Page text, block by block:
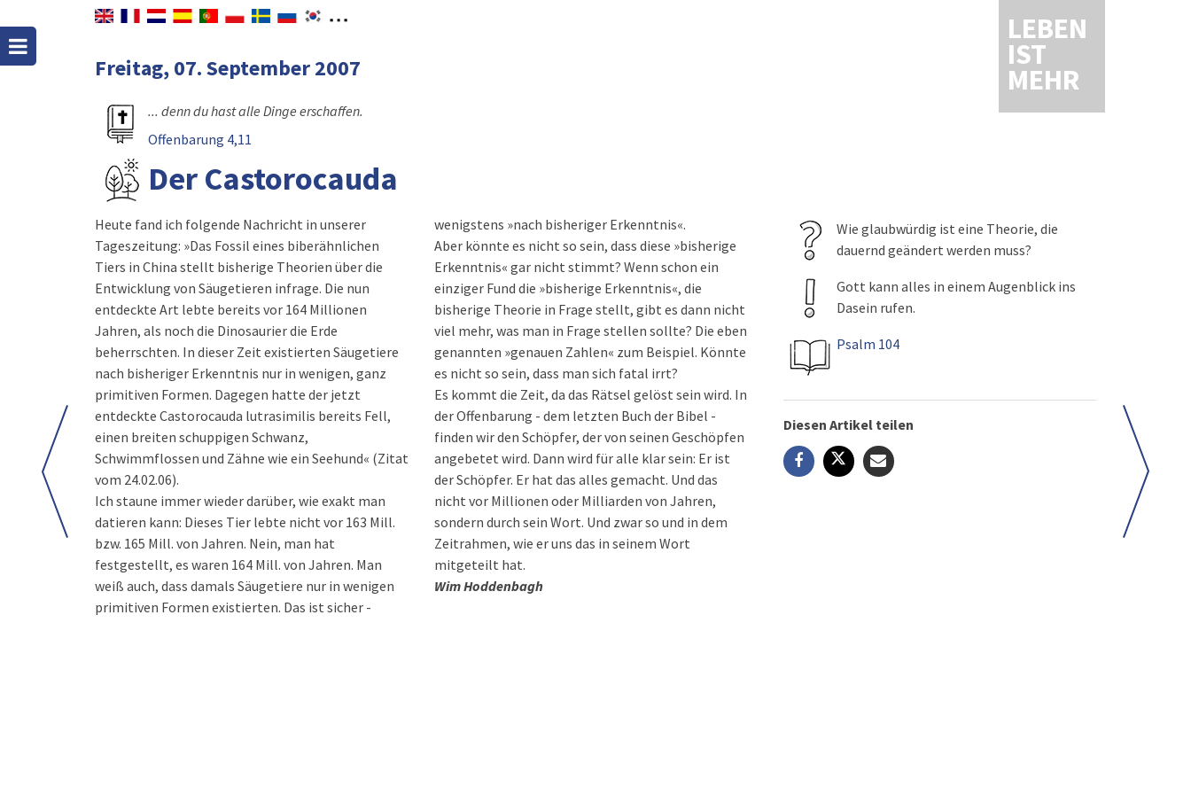
LEBEN
IST
MEHR
Freitag, 07. September 2007
... denn du hast alle Dinge erschaffen.
Offenbarung 4,11
Der Castorocauda
Heute fand ich folgende Nachricht in unserer
Tageszeitung: »Das Fossil eines biberähnlichen
Tiers in China stellt bisherige Theorien über die
Entwicklung von Säugetieren infrage. Die nun
entdeckte Art lebte bereits vor 164 Millionen
Jahren, als noch die Dinosaurier die Erde
beherrschten. In dieser Zeit existierten Säugetiere
nach bisheriger Erkenntnis nur in wenigen, ganz
primitiven Formen. Dagegen hatte der jetzt
entdeckte Castorocauda lutrasimilis bereits Fell,
einen breiten schuppigen Schwanz,
Schwimmflossen und Zähne wie ein Seehund« (Zitat
vom 24.02.06).
Ich staune immer wieder darüber, wie exakt man
datieren kann: Dieses Tier lebte nicht vor 163 Mill.
bzw. 165 Mill. von Jahren. Nein, man hat
festgestellt, es waren 164 Mill. von Jahren. Man
weiß auch, dass damals Säugetiere nur in wenigen
primitiven Formen existierten. Das ist sicher -
wenigstens »nach bisheriger Erkenntnis«.
Aber könnte es nicht so sein, dass diese »bisherige
Erkenntnis« gar nicht stimmt? Wenn schon ein
einziger Fund die »bisherige Erkenntnis«, die
bisherige Theorie in Frage stellt, gibt es dann nicht
viel mehr, was man in Frage stellen sollte? Die eben
genannten »genauen Zahlen« zum Beispiel. Könnte
es nicht so sein, dass man sich fatal irrt?
Es kommt die Zeit, da das Rätsel gelöst sein wird. In
der Offenbarung - dem letzten Buch der Bibel -
finden wir den Schöpfer, der von seinen Geschöpfen
angebetet wird. Dann wird für alle klar sein: Er ist
der Schöpfer. Er hat das alles gemacht. Und das
nicht vor Millionen oder Milliarden von Jahren,
sondern durch sein Wort. Und zwar so und in dem
Zeitrahmen, wie er uns das in seinem Wort
mitgeteilt hat.
Wim Hoddenbagh
Wie glaubwürdig ist eine Theorie, die
dauernd geändert werden muss?
Gott kann alles in einem Augenblick ins
Dasein rufen.
Psalm 104
Diesen Artikel teilen